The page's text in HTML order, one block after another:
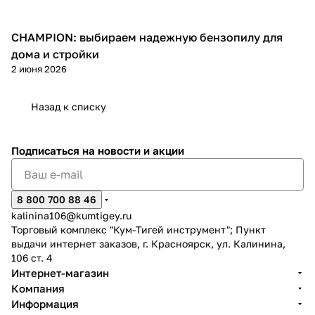
Пилы
CHAMPION: выбираем надежную бензопилу для
дома и стройки
2 июня 2026
Назад к списку
Подписаться на новости и акции
8 800 700 88 46
kalinina106@kumtigey.ru
Торговый комплекс "Кум-Тигей инструмент"; Пункт
выдачи интернет заказов, г. Красноярск, ул. Калинина,
106 ст. 4
Интернет-магазин
Компания
Информация